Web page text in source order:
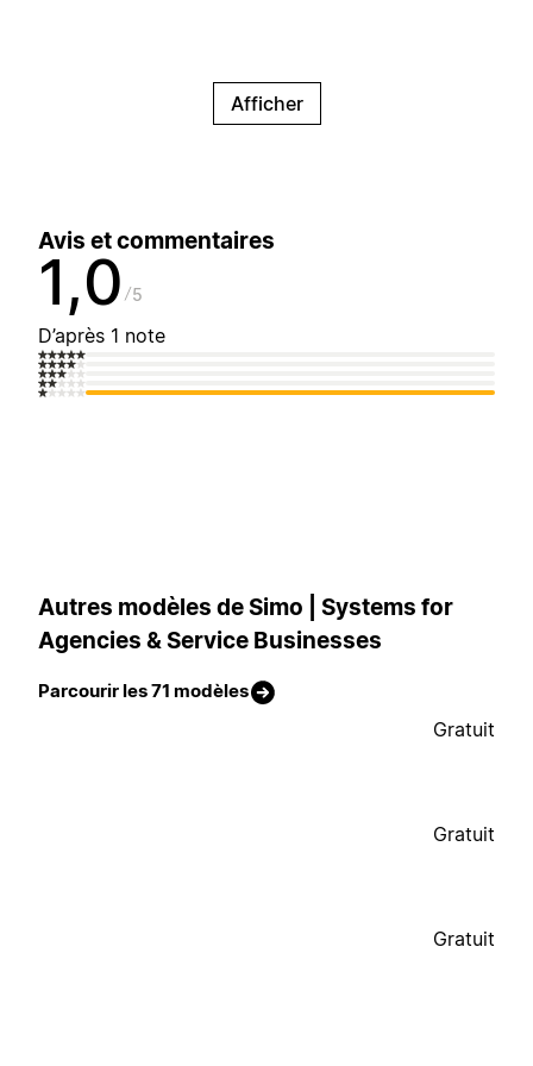
Afficher
Avis et commentaires
1,0 5
D’après 1 note
Autres modèles de Simo | Systems for
Agencies & Service Businesses
Parcourir les 71 modèles
Gratuit
Gratuit
Gratuit